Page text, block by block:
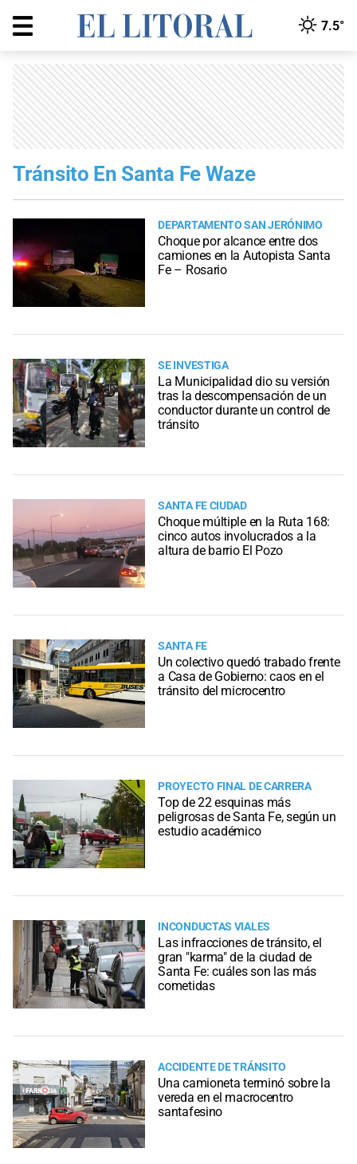
7.5°
Tránsito En Santa Fe Waze
DEPARTAMENTO SAN JERÓNIMO
Choque por alcance entre dos
camiones en la Autopista Santa
Fe – Rosario
SE INVESTIGA
La Municipalidad dio su versión
tras la descompensación de un
conductor durante un control de
tránsito
SANTA FE CIUDAD
Choque múltiple en la Ruta 168:
cinco autos involucrados a la
altura de barrio El Pozo
SANTA FE
Un colectivo quedó trabado frente
a Casa de Gobierno: caos en el
tránsito del microcentro
PROYECTO FINAL DE CARRERA
Top de 22 esquinas más
peligrosas de Santa Fe, según un
estudio académico
INCONDUCTAS VIALES
Las infracciones de tránsito, el
gran "karma" de la ciudad de
Santa Fe: cuáles son las más
cometidas
ACCIDENTE DE TRÁNSITO
Una camioneta terminó sobre la
vereda en el macrocentro
santafesino